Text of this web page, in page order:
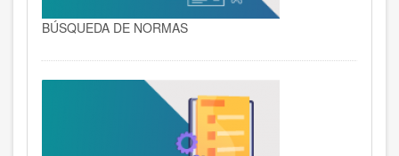
BÚSQUEDA DE NORMAS